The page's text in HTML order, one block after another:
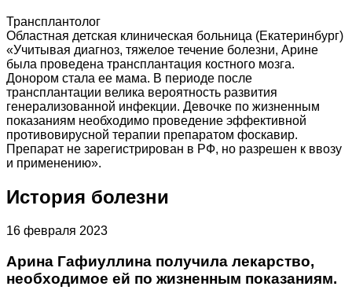
Трансплантолог
Областная детская клиническая больница (Екатеринбург)
«Учитывая диагноз, тяжелое течение болезни, Арине
была проведена трансплантация костного мозга.
Донором стала ее мама. В периоде после
трансплантации велика вероятность развития
генерализованной инфекции. Девочке по жизненным
показаниям необходимо проведение эффективной
противовирусной терапии препаратом фоскавир.
Препарат не зарегистрирован в РФ, но разрешен к ввозу
и применению».
История болезни
16 февраля 2023
Арина Гафиуллина получила лекарство,
необходимое ей по жизненным показаниям.